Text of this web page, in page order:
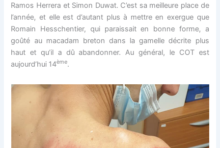
Ramos Herrera et Simon Duwat. C’est sa meilleure place de
l’année, et elle est d’autant plus à mettre en exergue que
Romain Hesschentier, qui paraissait en bonne forme, a
goûté au macadam breton dans la gamelle décrite plus
haut et qu’il a dû abandonner. Au général, le COT est
aujourd’hui 14ème.